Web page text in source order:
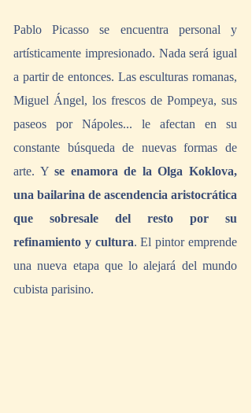
Pablo Picasso se encuentra personal y
artísticamente impresionado. Nada será igual
a partir de entonces. Las esculturas romanas,
Miguel Ángel, los frescos de Pompeya, sus
paseos por Nápoles... le afectan en su
constante búsqueda de nuevas formas de
arte. Y se enamora de la Olga Koklova,
una bailarina de ascendencia aristocrática
que sobresale del resto por su
refinamiento y cultura. El pintor emprende
una nueva etapa que lo alejará del mundo
cubista parisino.